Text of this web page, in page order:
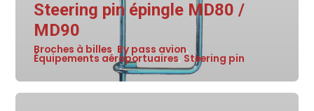
Steering pin épingle MD80 /
MD90
Broches à billes, By pass avion,
Équipements aéroportuaires, Steering pin